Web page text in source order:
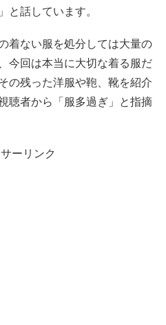
と話しています。
着ない服を処分しては大量の
今回は本当に大切な着る服だ
の残った洋服や鞄、靴を紹介
聴者から「服多過ぎ」と指摘
ーリンク